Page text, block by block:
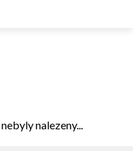
nebyly nalezeny...